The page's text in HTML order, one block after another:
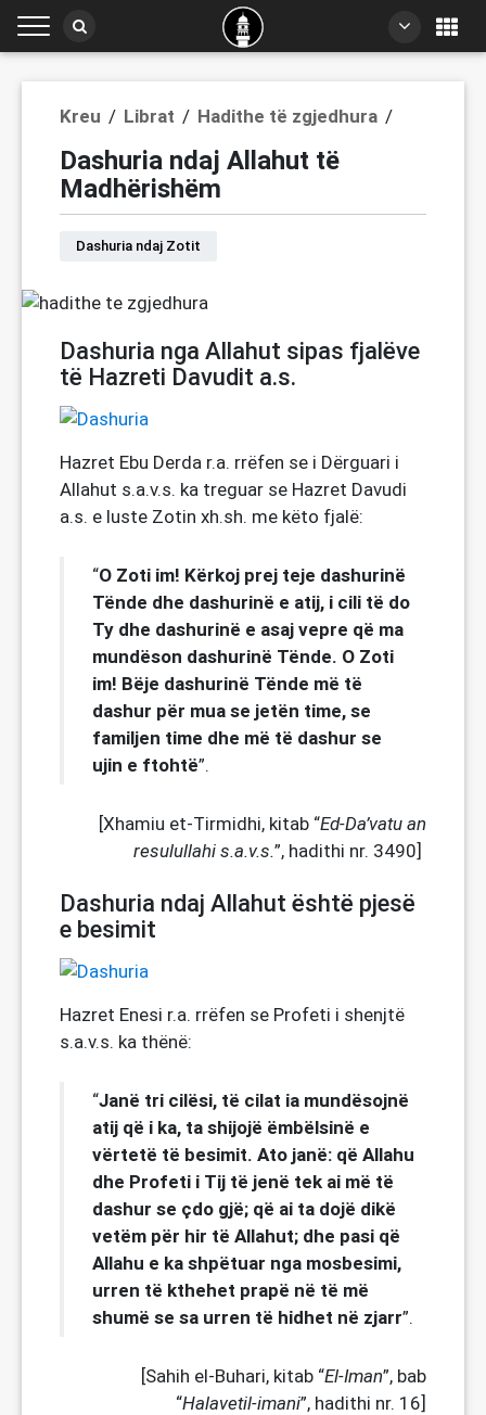
Kreu / Librat / Hadithe të zgjedhura /
Dashuria ndaj Allahut të
Madhërishëm
Dashuria ndaj Zotit
Dashuria nga Allahut sipas fjalëve
të Hazreti Davudit a.s.
Hazret Ebu Derda r.a. rrëfen se i Dërguari i
Allahut s.a.v.s. ka treguar se Hazret Davudi
a.s. e luste Zotin xh.sh. me këto fjalë:
“O Zoti im! Kërkoj prej teje dashurinë
Tënde dhe dashurinë e atij, i cili të do
Ty dhe dashurinë e asaj vepre që ma
mundëson dashurinë Tënde. O Zoti
im! Bëje dashurinë Tënde më të
dashur për mua se jetën time, se
familjen time dhe më të dashur se
ujin e ftohtë”.
[Xhamiu et-Tirmidhi, kitab “Ed-Da’vatu an
resulullahi s.a.v.s.”, hadithi nr. 3490]
Dashuria ndaj Allahut është pjesë
e besimit
Hazret Enesi r.a. rrëfen se Profeti i shenjtë
s.a.v.s. ka thënë:
“Janë tri cilësi, të cilat ia mundësojnë
atij që i ka, ta shijojë ëmbëlsinë e
vërtetë të besimit. Ato janë: që Allahu
dhe Profeti i Tij të jenë tek ai më të
dashur se çdo gjë; që ai ta dojë dikë
vetëm për hir të Allahut; dhe pasi që
Allahu e ka shpëtuar nga mosbesimi,
urren të kthehet prapë në të më
shumë se sa urren të hidhet në zjarr”.
[Sahih el-Buhari, kitab “El-Iman”, bab
“Halavetil-imani”, hadithi nr. 16]